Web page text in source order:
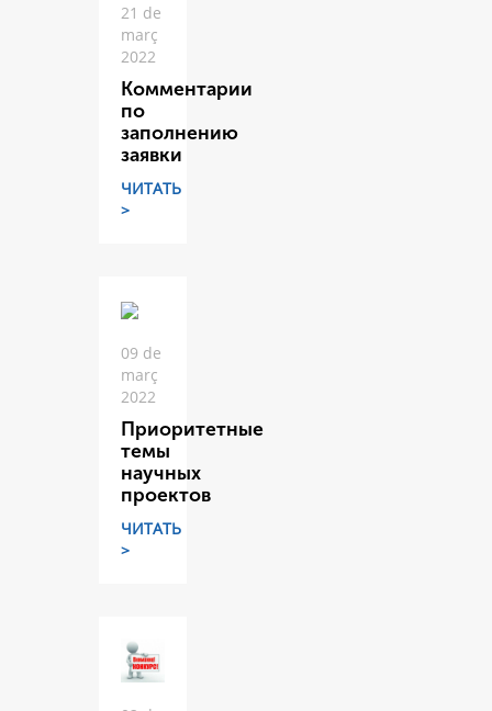
21 de
març
2022
Комментарии
по
заполнению
заявки
ЧИТАТЬ
>
09 de
març
2022
Приоритетные
темы
научных
проектов
ЧИТАТЬ
>